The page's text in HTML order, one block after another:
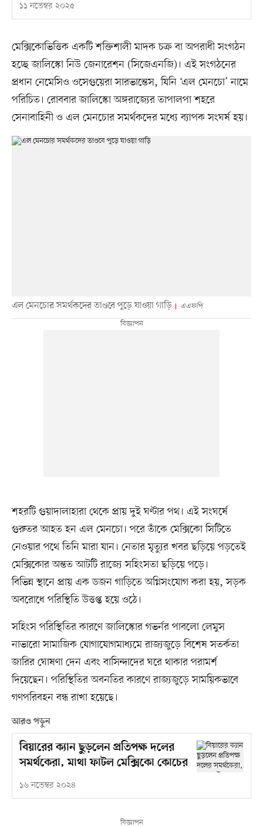
১১ নভেম্বর ২০২৫
মেক্সিকোভিত্তিক একটি শক্তিশালী মাদক চক্র বা অপরাধী সংগঠন
হচ্ছে জালিস্কো নিউ জেনারেশন (সিজেএনজি)। এই সংগঠনের
প্রধান নেমেসিও ওসেগুয়েরা সারভান্তেস, যিনি ‘এল মেনচো’ নামে
পরিচিত। রোববার জালিস্কো অঙ্গরাজ্যের তাপালপা শহরে
সেনাবাহিনী ও এল মেনচোর সমর্থকদের মধ্যে ব্যাপক সংঘর্ষ হয়।
এল মেনচোর সমর্থকদের তাণ্ডবে পুড়ে যাওয়া গাড়ি এএফপি
শহরটি গুয়াদালাহারা থেকে প্রায় দুই ঘণ্টার পথ। এই সংঘর্ষে
গুরুতর আহত হন এল মেনচো। পরে তাঁকে মেক্সিকো সিটিতে
নেওয়ার পথে তিনি মারা যান। নেতার মৃত্যুর খবর ছড়িয়ে পড়তেই
মেক্সিকোর অন্তত আটটি রাজ্যে সহিংসতা ছড়িয়ে পড়ে।
বিভিন্ন স্থানে প্রায় এক ডজন গাড়িতে অগ্নিসংযোগ করা হয়, সড়ক
অবরোধে পরিস্থিতি উত্তপ্ত হয়ে ওঠে।
সহিংস পরিস্থিতির কারণে জালিস্কোর গভর্নর পাবলো লেমুস
নাভারো সামাজিক যোগাযোগমাধ্যমে রাজ্যজুড়ে বিশেষ সতর্কতা
জারির ঘোষণা দেন এবং বাসিন্দাদের ঘরে থাকার পরামর্শ
দিয়েছেন। পরিস্থিতির অবনতির কারণে রাজ্যজুড়ে সাময়িকভাবে
গণপরিবহন বন্ধ রাখা হয়েছে।
আরও পড়ুন
বিয়ারের ক্যান ছুড়লেন প্রতিপক্ষ দলের
সমর্থকেরা, মাথা ফাটল মেক্সিকো কোচের
১৬ নভেম্বর ২০২৪